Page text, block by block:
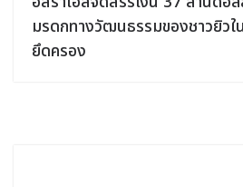
มรดกทางวัฒนธรรมของชาวยิวใ
ยึดครอง